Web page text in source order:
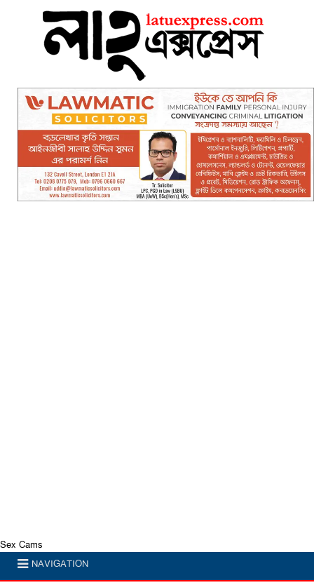
Sex Cams
NAVIGATION